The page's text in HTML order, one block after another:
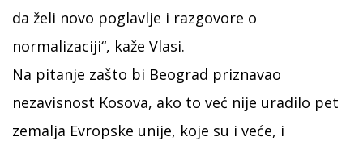
da želi novo poglavlje i razgovore o
normalizaciji“, kaže Vlasi.
Na pitanje zašto bi Beograd priznavao
nezavisnost Kosova, ako to već nije uradilo pet
zemalja Evropske unije, koje su i veće, i